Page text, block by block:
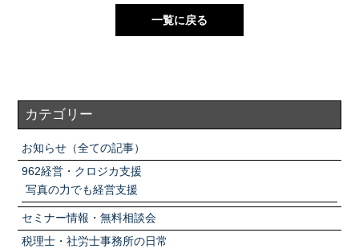
一覧に戻る
カテゴリー
お知らせ（全ての記事）
962経営・クロジカ支援
写真の力でも経営支援
セミナー情報・無料相談会
税理士・社労士事務所の日常